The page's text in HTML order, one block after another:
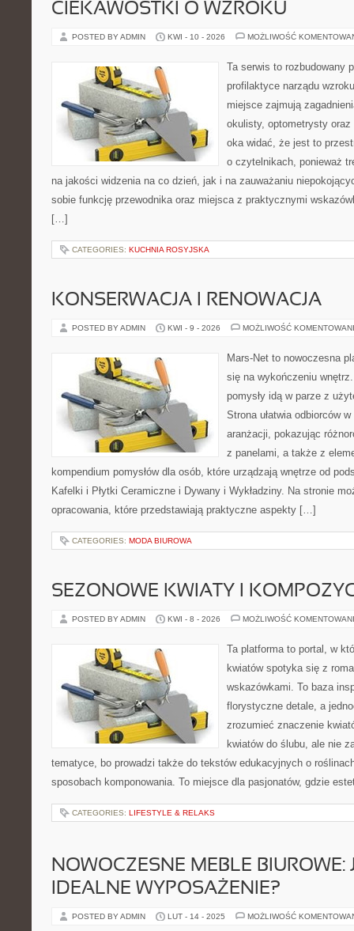
CIEKAWOSTKI O WZROKU
POSTED BY ADMIN KWI - 10 - 2026 MOŻLIWOŚĆ
Ta serwis to rozbudowany
profilaktyce narządu
miejsce zajmują
okulisty, optometrysty
oka widać, że jest to
o czytelnikach, ponieważ
na jakości widzenia na co dzień, jak i na zauważaniu
sobie funkcję przewodnika oraz miejsca z praktycznymi
[…]
CATEGORIES: KUCHNIA ROSYJSKA
KONSERWACJA I RENOWACJA
POSTED BY ADMIN KWI - 9 - 2026 MOŻLIWOŚĆ
Mars-Net to nowoczesna
się na wykończeniu
pomysły idą w parze z
Strona ułatwia odbiorców
aranżacji, pokazując
z panelami, a także z
kompendium pomysłów dla osób, które urządzają wnętrze od
Kafelki i Płytki Ceramiczne i Dywany i Wykładziny. Na stronie
opracowania, które przedstawiają praktyczne aspekty […]
CATEGORIES: MODA BIUROWA
SEZONOWE KWIATY I
POSTED BY ADMIN KWI - 8 - 2026 MOŻLIWOŚĆ
Ta platforma to portal, w
kwiatów spotyka się z
wskazówkami. To baza
florystyczne detale, a
zrozumieć znaczenie
kwiatów do ślubu, ale nie
tematyce, bo prowadzi także do tekstów edukacyjnych o
sposobach komponowania. To miejsce dla pasjonatów, gdzie
CATEGORIES: LIFESTYLE & RELAKS
NOWOCZESNE MEBLE BIUROWE:
IDEALNE WYPOSAŻENIE?
POSTED BY ADMIN LUT - 14 - 2025 MOŻLIWOŚĆ